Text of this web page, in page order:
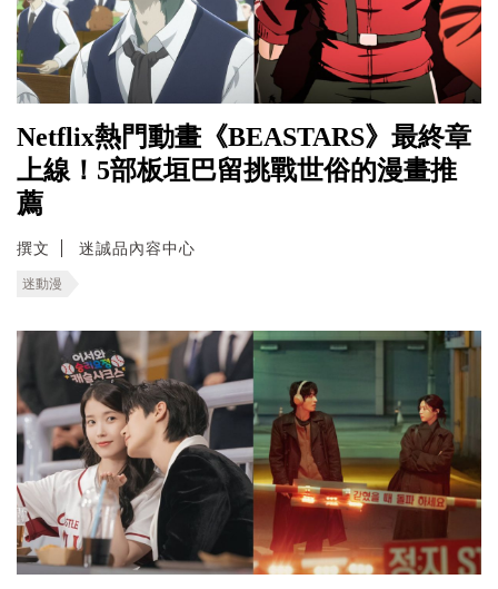
Netflix熱門動畫《BEASTARS》最終章
上線！5部板垣巴留挑戰世俗的漫畫推
薦
撰文 迷誠品內容中心
迷動漫